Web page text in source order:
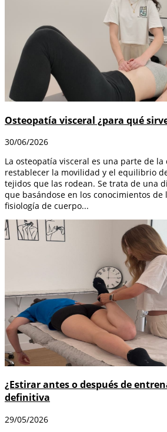
Osteopatía visceral ¿para qué
30/06/2026
La osteopatía visceral es una parte de
restablecer la movilidad y el equilibrio
tejidos que las rodean. Se trata de una
que basándose en los conocimientos de
fisiología de cuerpo...
¿Estirar antes o después de
definitiva
29/05/2026